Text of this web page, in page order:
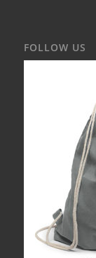
FOLLOW US